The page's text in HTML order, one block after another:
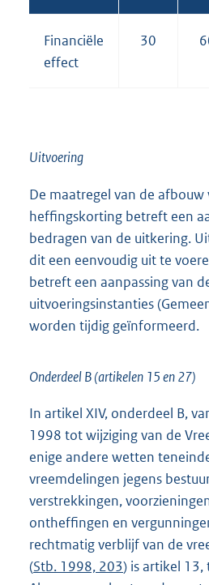
Financiële
effect
30
Uitvoering
De maatregel van de afbouw
heffingskorting betreft een
bedragen van de uitkering.
dit een eenvoudig uit te
betreft een aanpassing van
uitvoeringsinstanties
worden tijdig geïnformeerd.
Onderdeel B (artikelen 15 en 27)
In artikel XIV, onderdeel B,
1998 tot wijziging van de
enige andere wetten
vreemdelingen jegens
verstrekkingen,
ontheffingen en
rechtmatig verblijf van de
(Stb. 1998, 203) is artikel 13,